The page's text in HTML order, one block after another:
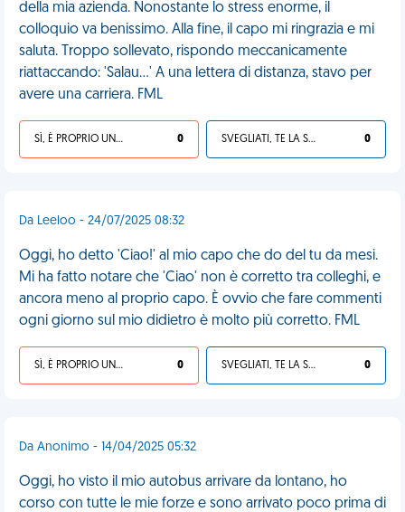
della mia azienda. Nonostante lo stress enorme, il
colloquio va benissimo. Alla fine, il capo mi ringrazia e mi
saluta. Troppo sollevato, rispondo meccanicamente
riattaccando: 'Salau…' A una lettera di distanza, stavo per
avere una carriera. FML
SÌ, È PROPRIO UNA VDM! 0 SVEGLIATI, TE LA SEI CERCATA! 0
Da Leeloo - 24/07/2025 08:32
Oggi, ho detto 'Ciao!' al mio capo che do del tu da mesi.
Mi ha fatto notare che 'Ciao' non è corretto tra colleghi, e
ancora meno al proprio capo. È ovvio che fare commenti
ogni giorno sul mio didietro è molto più corretto. FML
SÌ, È PROPRIO UNA VDM! 0 SVEGLIATI, TE LA SEI CERCATA! 0
Da Anonimo - 14/04/2025 05:32
Oggi, ho visto il mio autobus arrivare da lontano, ho
corso con tutte le mie forze e sono arrivato poco prima di